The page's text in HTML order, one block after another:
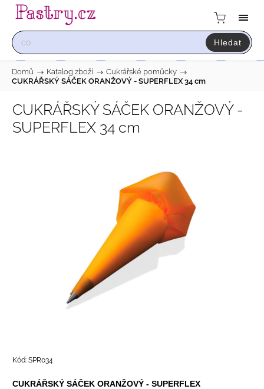
Hledat
Domů / Katalog zboží / Cukrářské pomůcky /
CUKRÁŘSKÝ SÁČEK ORANŽOVÝ - SUPERFLEX 34 cm
CUKRÁŘSKÝ SÁČEK ORANŽOVÝ -
SUPERFLEX 34 cm
Kód: SPR034
CUKRÁŘSKÝ SÁČEK ORANŽOVÝ - SUPERFLEX